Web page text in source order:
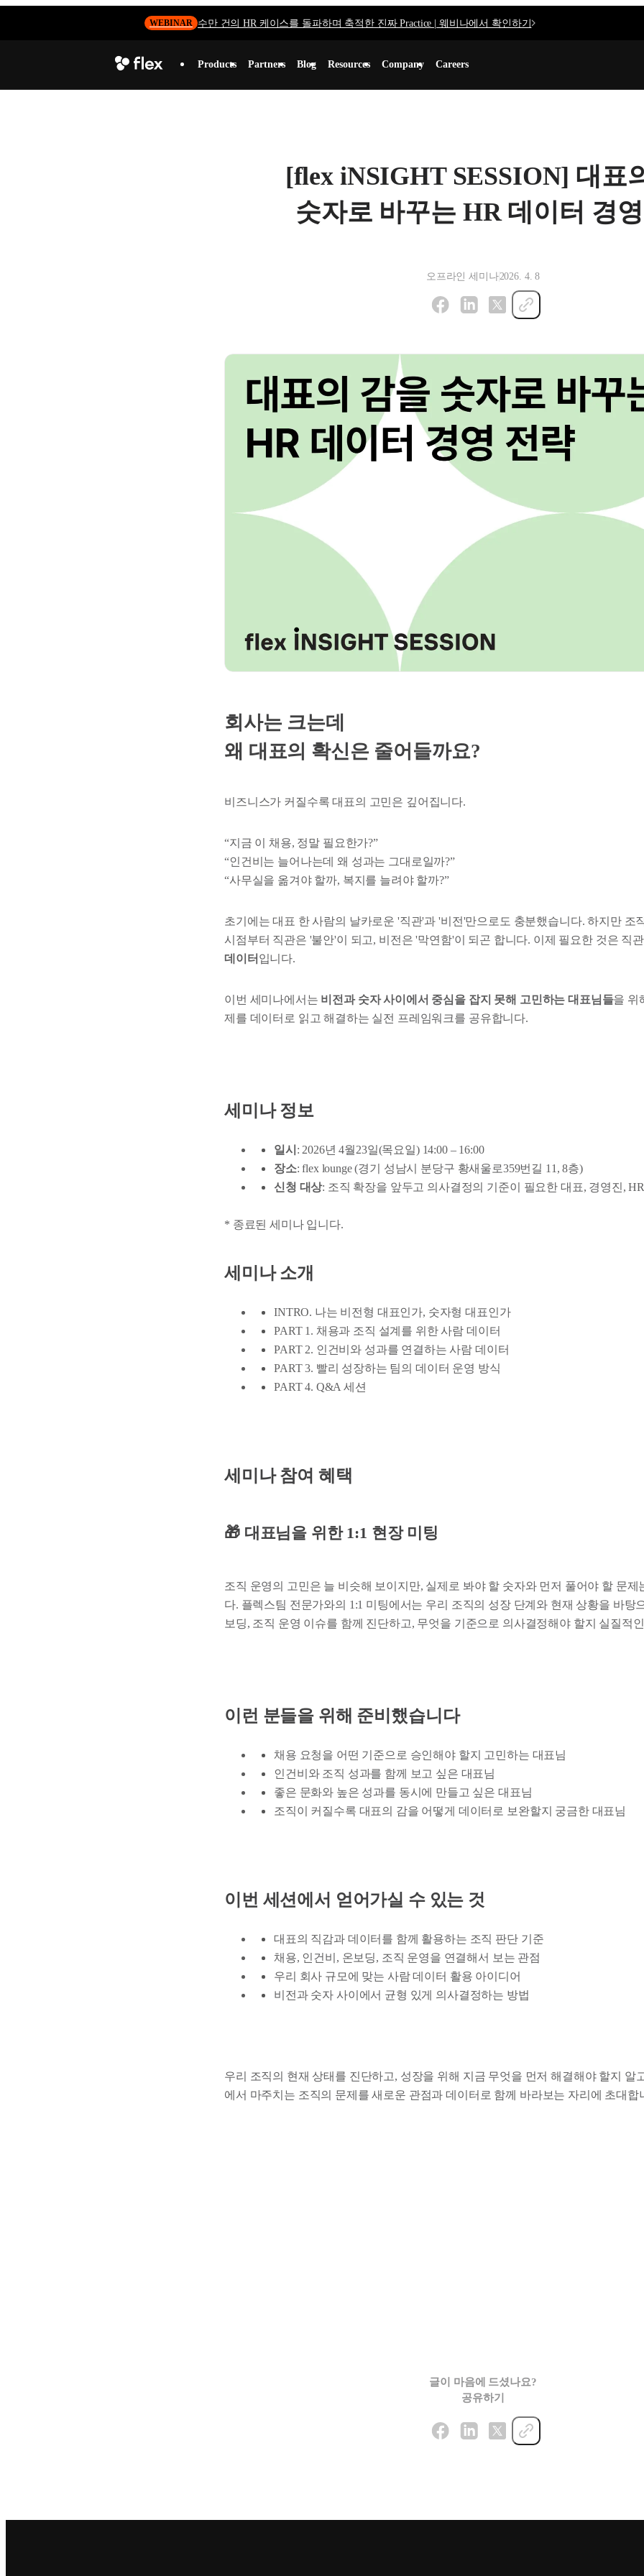
WEBINAR 수만 건의 HR 케이스를 돌파하며 축적한 진짜 Practice | 웨비나에서 확인하기
Products Partners Blog Resources Company Careers
[flex iNSIGHT SESSION] 대표
숫자로 바꾸는 HR 데이터 경
오프라인 세미나2026. 4. 8
회사는 크는데
왜 대표의 확신은 줄어들까요?
비즈니스가 커질수록 대표의 고민은 깊어집니다.
“지금 이 채용, 정말 필요한가?”
“인건비는 늘어나는데 왜 성과는 그대로일까?”
“사무실을 옮겨야 할까, 복지를 늘려야 할까?”
초기에는 대표 한 사람의 날카로운 '직관'과 '비전'만으로도 충분했습니다. 하지만 조
시점부터 직관은 '불안'이 되고, 비전은 '막연함'이 되곤 합니다. 이제 필요한 것은 직
데이터 입니다.
이번 세미나에서는 비전과 숫자 사이에서 중심을 잡지 못해 고민하는 대표님들을 위
제를 데이터로 읽고 해결하는 실전 프레임워크를 공유합니다.
세미나 정보
일시 : 2026년 4월23일(목요일) 14:00 – 16:00
장소: flex lounge (경기 성남시 분당구 황새울로359번길 11, 8층)
신청 대상: 조직 확장을 앞두고 의사결정의 기준이 필요한 대표, 경영진,
* 종료된 세미나 입니다.
세미나 소개
INTRO. 나는 비전형 대표인가, 숫자형 대표인가
PART 1. 채용과 조직 설계를 위한 사람 데이터
PART 2. 인건비와 성과를 연결하는 사람 데이터
PART 3. 빨리 성장하는 팀의 데이터 운영 방식
PART 4. Q&A 세션
세미나 참여 혜택
🎁 대표님을 위한 1:1 현장 미팅
조직 운영의 고민은 늘 비슷해 보이지만, 실제로 봐야 할 숫자와 먼저 풀어야 할 문제
다. 플렉스팀 전문가와의 1:1 미팅에서는 우리 조직의 성장 단계와 현재 상황을 바탕
보딩, 조직 운영 이슈를 함께 진단하고, 무엇을 기준으로 의사결정해야 할지 실질적
이런 분들을 위해 준비했습니다
채용 요청을 어떤 기준으로 승인해야 할지 고민하는 대표님
인건비와 조직 성과를 함께 보고 싶은 대표님
좋은 문화와 높은 성과를 동시에 만들고 싶은 대표님
조직이 커질수록 대표의 감을 어떻게 데이터로 보완할지 궁금한 대표님
이번 세션에서 얻어가실 수 있는 것
대표의 직감과 데이터를 함께 활용하는 조직 판단 기준
채용, 인건비, 온보딩, 조직 운영을 연결해서 보는 관점
우리 회사 규모에 맞는 사람 데이터 활용 아이디어
비전과 숫자 사이에서 균형 있게 의사결정하는 방법
우리 조직의 현재 상태를 진단하고, 성장을 위해 지금 무엇을 먼저 해결해야 할지 알
에서 마주치는 조직의 문제를 새로운 관점과 데이터로 함께 바라보는 자리에 초대합
글이 마음에 드셨나요?
공유하기